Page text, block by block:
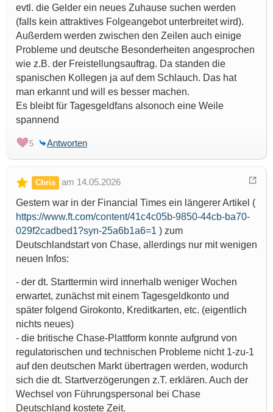
evtl. die Gelder ein neues Zuhause suchen werden
(falls kein attraktives Folgeangebot unterbreitet wird).
Außerdem werden zwischen den Zeilen auch einige
Probleme und deutsche Besonderheiten angesprochen
wie z.B. der Freistellungsauftrag. Da standen die
spanischen Kollegen ja auf dem Schlauch. Das hat
man erkannt und will es besser machen.
Es bleibt für Tagesgeldfans alsonoch eine Weile
spannend
5 Antworten
Chris
am 14.05.2026
Gestern war in der Financial Times ein längerer Artikel (
https://www.ft.com/content/41c4c05b-9850-44cb-ba70-
029f2cadbed1?syn-25a6b1a6=1 ) zum
Deutschlandstart von Chase, allerdings nur mit wenigen
neuen Infos:
- der dt. Starttermin wird innerhalb weniger Wochen
erwartet, zunächst mit einem Tagesgeldkonto und
später folgend Girokonto, Kreditkarten, etc. (eigentlich
nichts neues)
- die britische Chase-Plattform konnte aufgrund von
regulatorischen und technischen Probleme nicht 1-zu-1
auf den deutschen Markt übertragen werden, wodurch
sich die dt. Startverzögerungen z.T. erklären. Auch der
Wechsel von Führungspersonal bei Chase
Deutschland kostete Zeit.